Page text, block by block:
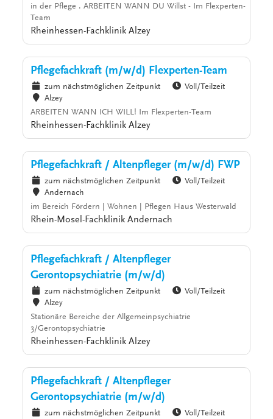
in der Pflege . ARBEITEN WANN DU Willst - Im Flexperten-
Team
Rheinhessen-Fachklinik Alzey
Pflegefachkraft (m/w/d) Flexperten-Team
zum nächstmöglichen Zeitpunkt
Voll/Teilzeit
Alzey
ARBEITEN WANN ICH WILL! Im Flexperten-Team
Rheinhessen-Fachklinik Alzey
Pflegefachkraft / Altenpfleger (m/w/d) FWP
zum nächstmöglichen Zeitpunkt
Voll/Teilzeit
Andernach
im Bereich Fördern | Wohnen | Pflegen Haus Westerwald
Rhein-Mosel-Fachklinik Andernach
Pflegefachkraft / Altenpfleger
Gerontopsychiatrie (m/w/d)
zum nächstmöglichen Zeitpunkt
Voll/Teilzeit
Alzey
Stationäre Bereiche der Allgemeinpsychiatrie
3/Gerontopsychiatrie
Rheinhessen-Fachklinik Alzey
Pflegefachkraft / Altenpfleger
Gerontopsychiatrie (m/w/d)
zum nächstmöglichen Zeitpunkt
Voll/Teilzeit